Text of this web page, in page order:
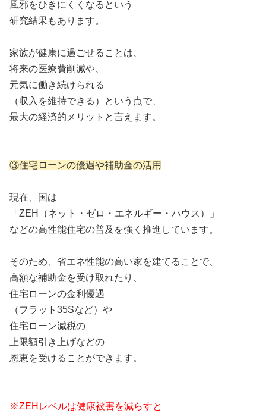
風邪をひきにくくなるという
研究結果もあります。
家族が健康に過ごせることは、
将来の医療費削減や、
元気に働き続けられる
（収入を維持できる）という点で、
最大の経済的メリットと言えます。
③住宅ローンの優遇や補助金の活用
現在、国は
「ZEH（ネット・ゼロ・エネルギー・ハウス）」
などの高性能住宅の普及を強く推進しています。
そのため、省エネ性能の高い家を建てることで、
高額な補助金を受け取れたり、
住宅ローンの金利優遇
（フラット35Sなど）や
住宅ローン減税の
上限額引き上げなどの
恩恵を受けることができます。
※ZEHレベルは健康被害を減らすと